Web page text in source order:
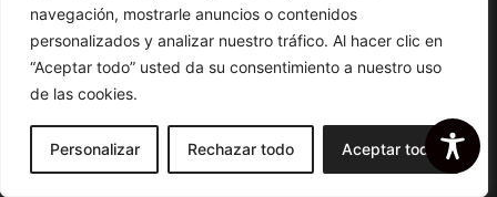
navegación, mostrarle anuncios o contenidos
personalizados y analizar nuestro tráfico. Al hacer clic en
“Aceptar todo” usted da su consentimiento a nuestro uso
de las cookies.
Personalizar Rechazar todo Aceptar todo
Trabaja en Filias
Accesibilidad
Política de cookies y privacidad
Aviso legal
© 2024 Creado Por 7 Clicks Para Filias. Todos Los Derechos Reservados.